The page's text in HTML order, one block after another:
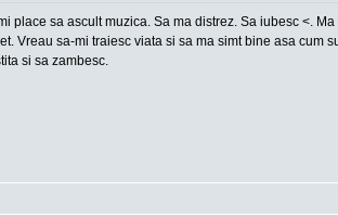
place sa ascult muzica. Sa ma distrez. Sa iubesc <.
Vreau sa-mi traiesc viata si sa ma simt bine asa
si sa zambesc.